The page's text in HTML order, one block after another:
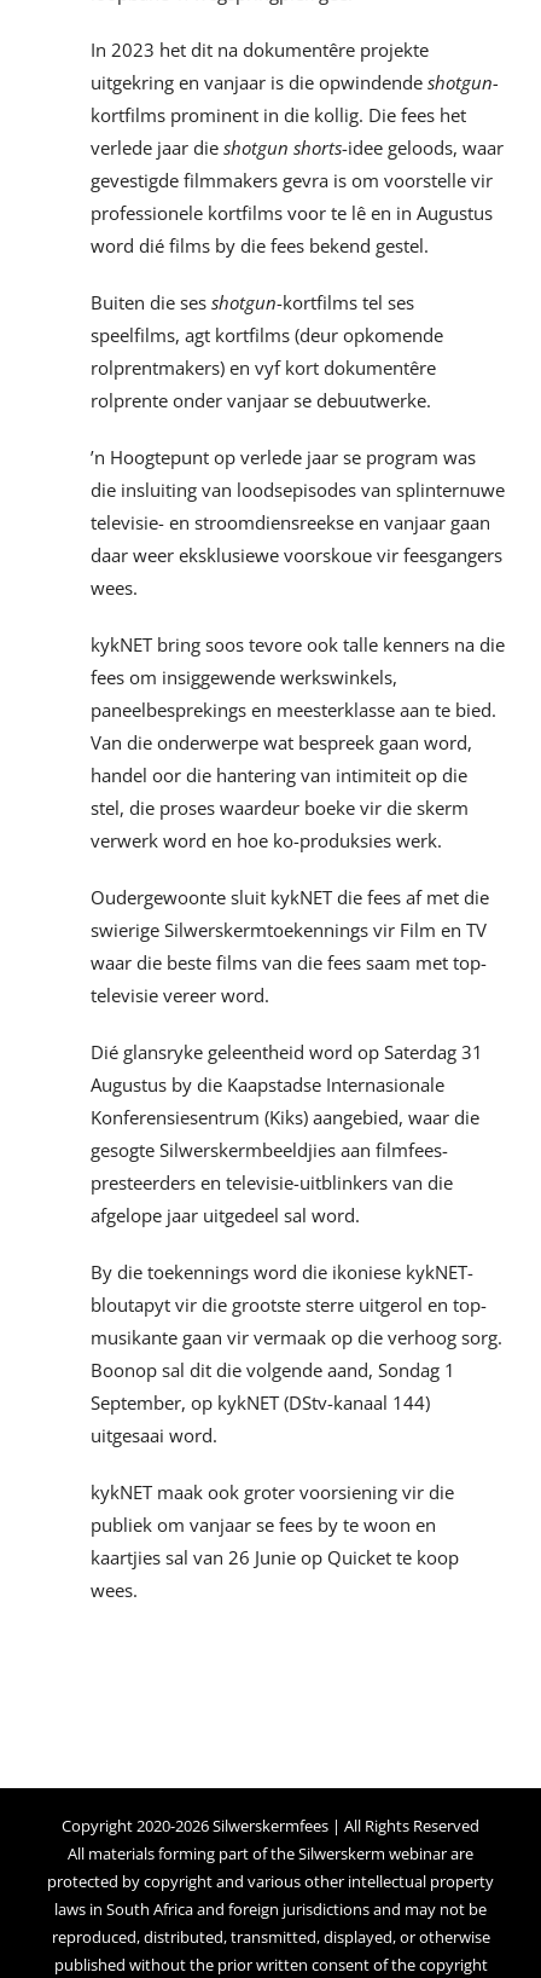
In 2023 het dit na dokumentêre projekte
uitgekring en vanjaar is die opwindende shotgun-
kortfilms prominent in die kollig. Die fees het
verlede jaar die shotgun shorts-idee geloods, waar
gevestigde filmmakers gevra is om voorstelle vir
professionele kortfilms voor te lê en in Augustus
word dié films by die fees bekend gestel.
Buiten die ses shotgun-kortfilms tel ses
speelfilms, agt kortfilms (deur opkomende
rolprentmakers) en vyf kort dokumentêre
rolprente onder vanjaar se debuutwerke.
’n Hoogtepunt op verlede jaar se program was
die insluiting van loodsepisodes van splinternuwe
televisie- en stroomdiensreekse en vanjaar gaan
daar weer eksklusiewe voorskoue vir feesgangers
wees.
kykNET bring soos tevore ook talle kenners na die
fees om insiggewende werkswinkels,
paneelbesprekings en meesterklasse aan te bied.
Van die onderwerpe wat bespreek gaan word,
handel oor die hantering van intimiteit op die
stel, die proses waardeur boeke vir die skerm
verwerk word en hoe ko-produksies werk.
Oudergewoonte sluit kykNET die fees af met die
swierige Silwerskermtoekennings vir Film en TV
waar die beste films van die fees saam met top-
televisie vereer word.
Dié glansryke geleentheid word op Saterdag 31
Augustus by die Kaapstadse Internasionale
Konferensiesentrum (Kiks) aangebied, waar die
gesogte Silwerskermbeeldjies aan filmfees-
presteerders en televisie-uitblinkers van die
afgelope jaar uitgedeel sal word.
By die toekennings word die ikoniese kykNET-
bloutapyt vir die grootste sterre uitgerol en top-
musikante gaan vir vermaak op die verhoog sorg.
Boonop sal dit die volgende aand, Sondag 1
September, op kykNET (DStv-kanaal 144)
uitgesaai word.
kykNET maak ook groter voorsiening vir die
publiek om vanjaar se fees by te woon en
kaartjies sal van 26 Junie op Quicket te koop
wees.
Copyright 2020-2026 Silwerskermfees | All Rights Reserved
All materials forming part of the Silwerskerm webinar are
protected by copyright and various other intellectual property
laws in South Africa and foreign jurisdictions and may not be
reproduced, distributed, transmitted, displayed, or otherwise
published without the prior written consent of the copyright